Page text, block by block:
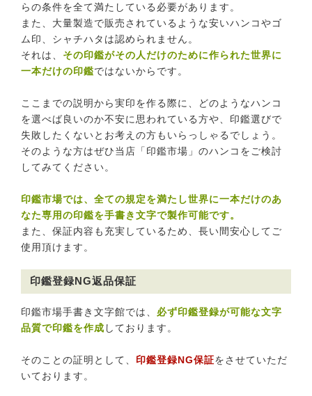
らの条件を全て満たしている必要があります。
また、大量製造で販売されているような安いハンコやゴ
ム印、シャチハタは認められません。
それは、 その印鑑がその人だけのために作られた世界に
一本だけの印鑑ではないからです。
ここまでの説明から実印を作る際に、どのようなハンコ
を選べば良いのか不安に思われている方や、印鑑選びで
失敗したくないとお考えの方もいらっしゃるでしょう。
そのような方はぜひ当店「印鑑市場」のハンコをご検討
してみてください。
印鑑市場では、全ての規定を満たし世界に一本だけのあ
なた専用の印鑑を手書き文字で製作可能です。
また、保証内容も充実しているため、長い間安心してご
使用頂けます。
印鑑登録NG返品保証
印鑑市場手書き文字館では、 必ず印鑑登録が可能な文字
品質で印鑑を作成 しております。
そのことの証明として、 印鑑登録NG保証をさせていただ
いております。